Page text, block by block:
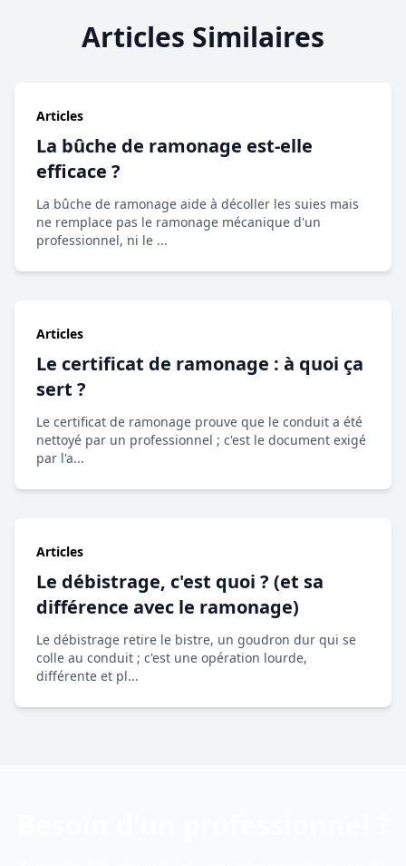
Articles Similaires
Articles
La bûche de ramonage est-elle
efficace ?
La bûche de ramonage aide à décoller les suies mais
ne remplace pas le ramonage mécanique d'un
professionnel, ni le ...
Articles
Le certificat de ramonage : à quoi ça
sert ?
Le certificat de ramonage prouve que le conduit a été
nettoyé par un professionnel ; c'est le document exigé
par l'a...
Articles
Le débistrage, c'est quoi ? (et sa
différence avec le ramonage)
Le débistrage retire le bistre, un goudron dur qui se
colle au conduit ; c'est une opération lourde,
différente et pl...